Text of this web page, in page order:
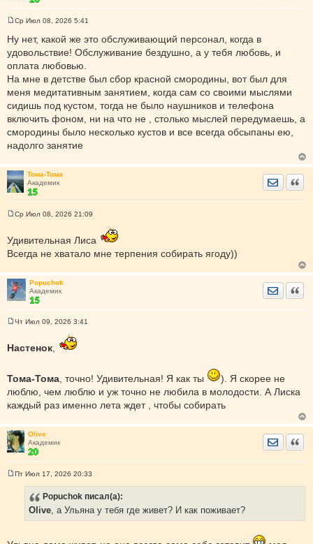
о
б
щ
е
н
е
Ср Июл 08, 2026 5:41
Ну нет, какой же это обслуживающий персонал, когда в
удовольствие! Обслуживание бездушно, а у тебя любовь, и
оплата любовью.
На мне в детстве был сбор красной смородины, вот был для
меня медитативным занятием, когда сам со своими мыслями
сидишь под кустом, тогда не было наушников и телефона
включить фоном, ни на что не , столько мыслей передумаешь, а
смородины было несколько кустов и все всегда обсыпаны ею,
надолго занятие
Тома-Тома
Академик
б
щ
и
е
Ср Июл 08, 2026 21:09
Удивительная Лиса
Всегда не хватало мне терпения собирать ягоду))
Popuchok
Академик
б
н
е
Чт Июл 09, 2026 3:41
Настенок
Тома-Тома , точно! Удивительная! Я как ты
). Я скорее не
люблю, чем люблю и уж точно не любила в молодости. А Лиска
каждый раз именно лета ждет , чтобы собирать
Olive
Академик
Пт Июл 17, 2026 20:33
Popuchok писал(а):
Olive, а Ульяна у тебя где живет? И как поживает?